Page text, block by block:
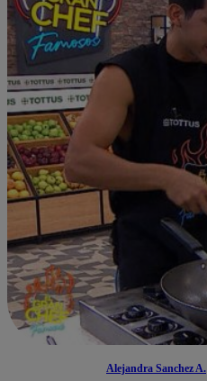
Alejandra Sanchez A.